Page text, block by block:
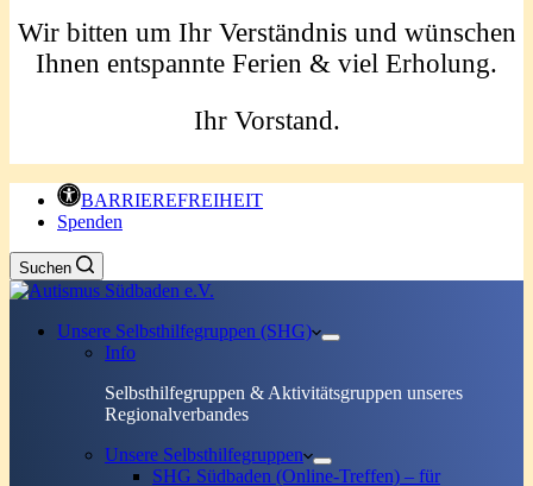
Wir bitten um Ihr Verständnis und wünschen
Ihnen entspannte Ferien & viel Erholung.
Ihr Vorstand.
BARRIEREFREIHEIT
Spenden
Suchen
Unsere Selbsthilfegruppen (SHG)
Info
Selbsthilfegruppen & Aktivitätsgruppen unseres
Regionalverbandes
Unsere Selbsthilfegruppen
SHG Südbaden (Online-Treffen) – für